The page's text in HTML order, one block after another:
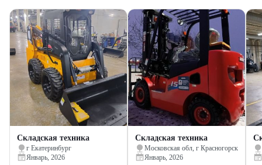
Складская техника
г Екатеринбург
Январь, 2026
Складская техника
Московская обл, г Красногорск
Январь, 2026